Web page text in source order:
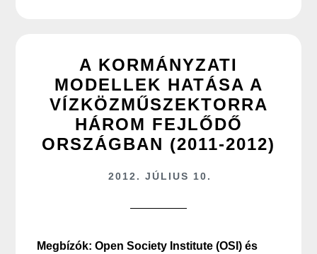
A KORMÁNYZATI
MODELLEK HATÁSA A
VÍZKÖZMŰSZEKTORRA
HÁROM FEJLŐDŐ
ORSZÁGBAN (2011-2012)
2012. JÚLIUS 10.
Megbízók: Open Society Institute (OSI) és